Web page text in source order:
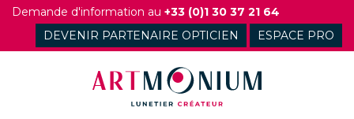
Skip
content
Demande d'information au +33 (0)1 30 37 21 64
DEVENIR PARTENAIRE OPTICIEN
ESPACE PRO